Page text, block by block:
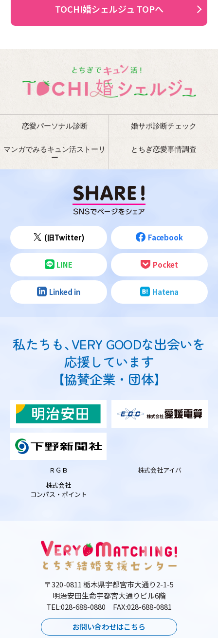
TOCHI婚シェルジュ TOPへ
恋愛パーソナル診断 婚サポ診断チェック
マンガでみるキュン活ストーリ
ー
とちぎ恋愛事情調査
(旧Twitter) Facebook
LINE Pocket
Linked in Hatena
私たちも、VERY GOODな出会いを
応援しています
【協賛企業・団体】
ＲＧＢ
株式会社アイバ
株式会社
コンパス・ポイント
〒320-0811 栃木県宇都宮市大通り2-1-5
明治安田生命宇都宮大通りビル6階
TEL:028-688-0880 FAX:028-688-0881
お問い合わせはこちら